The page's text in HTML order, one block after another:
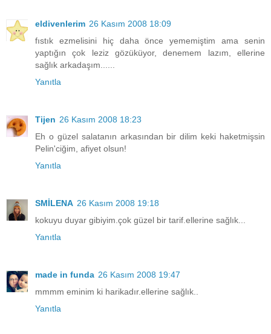
eldivenlerim 26 Kasım 2008 18:09
fıstık ezmelisini hiç daha önce yememiştim ama senin
yaptığın çok leziz gözüküyor, denemem lazım, ellerine
sağlık arkadaşım......
Yanıtla
Tijen 26 Kasım 2008 18:23
Eh o güzel salatanın arkasından bir dilim keki haketmişsin
Pelin'ciğim, afiyet olsun!
Yanıtla
SMİLENA 26 Kasım 2008 19:18
kokuyu duyar gibiyim.çok güzel bir tarif.ellerine sağlık...
Yanıtla
made in funda 26 Kasım 2008 19:47
mmmm eminim ki harikadır.ellerine sağlık..
Yanıtla